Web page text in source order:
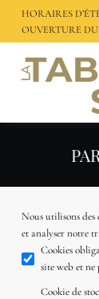
HORAIRES
OUVERTURE DU
Nous utilisons des
et analyser notre
Cookies
site web et ne
Cookie de